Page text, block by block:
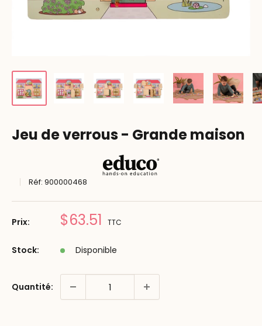
Jeu de verrous - Grande maison
Réf: 900000468
Prix: Prix
$63.51 TTC
Stock: Disponible
Quantité: